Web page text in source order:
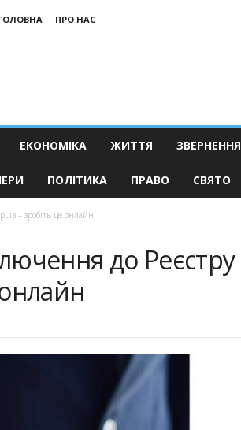
ПРО НАС
ЕКОНОМІКА ЖИТТЯ ЗВЕРНЕННЯ
ПОЛІТИКА ПРАВО СВЯТО
– зробіть це онлайн
до Реєстру